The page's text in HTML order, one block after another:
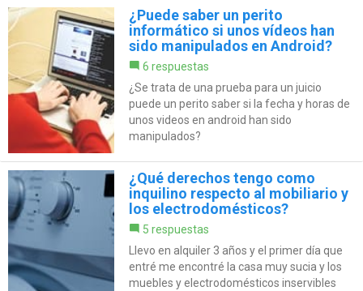
¿Puede saber un perito
informático si unos vídeos han
sido manipulados en Android?
6 respuestas
¿Se trata de una prueba para un juicio
puede un perito saber si la fecha y horas de
unos videos en android han sido
manipulados?
¿Qué derechos tengo como
inquilino respecto al mobiliario y
los electrodomésticos?
5 respuestas
Llevo en alquiler 3 años y el primer día que
entré me encontré la casa muy sucia y los
muebles y electrodomésticos inservibles